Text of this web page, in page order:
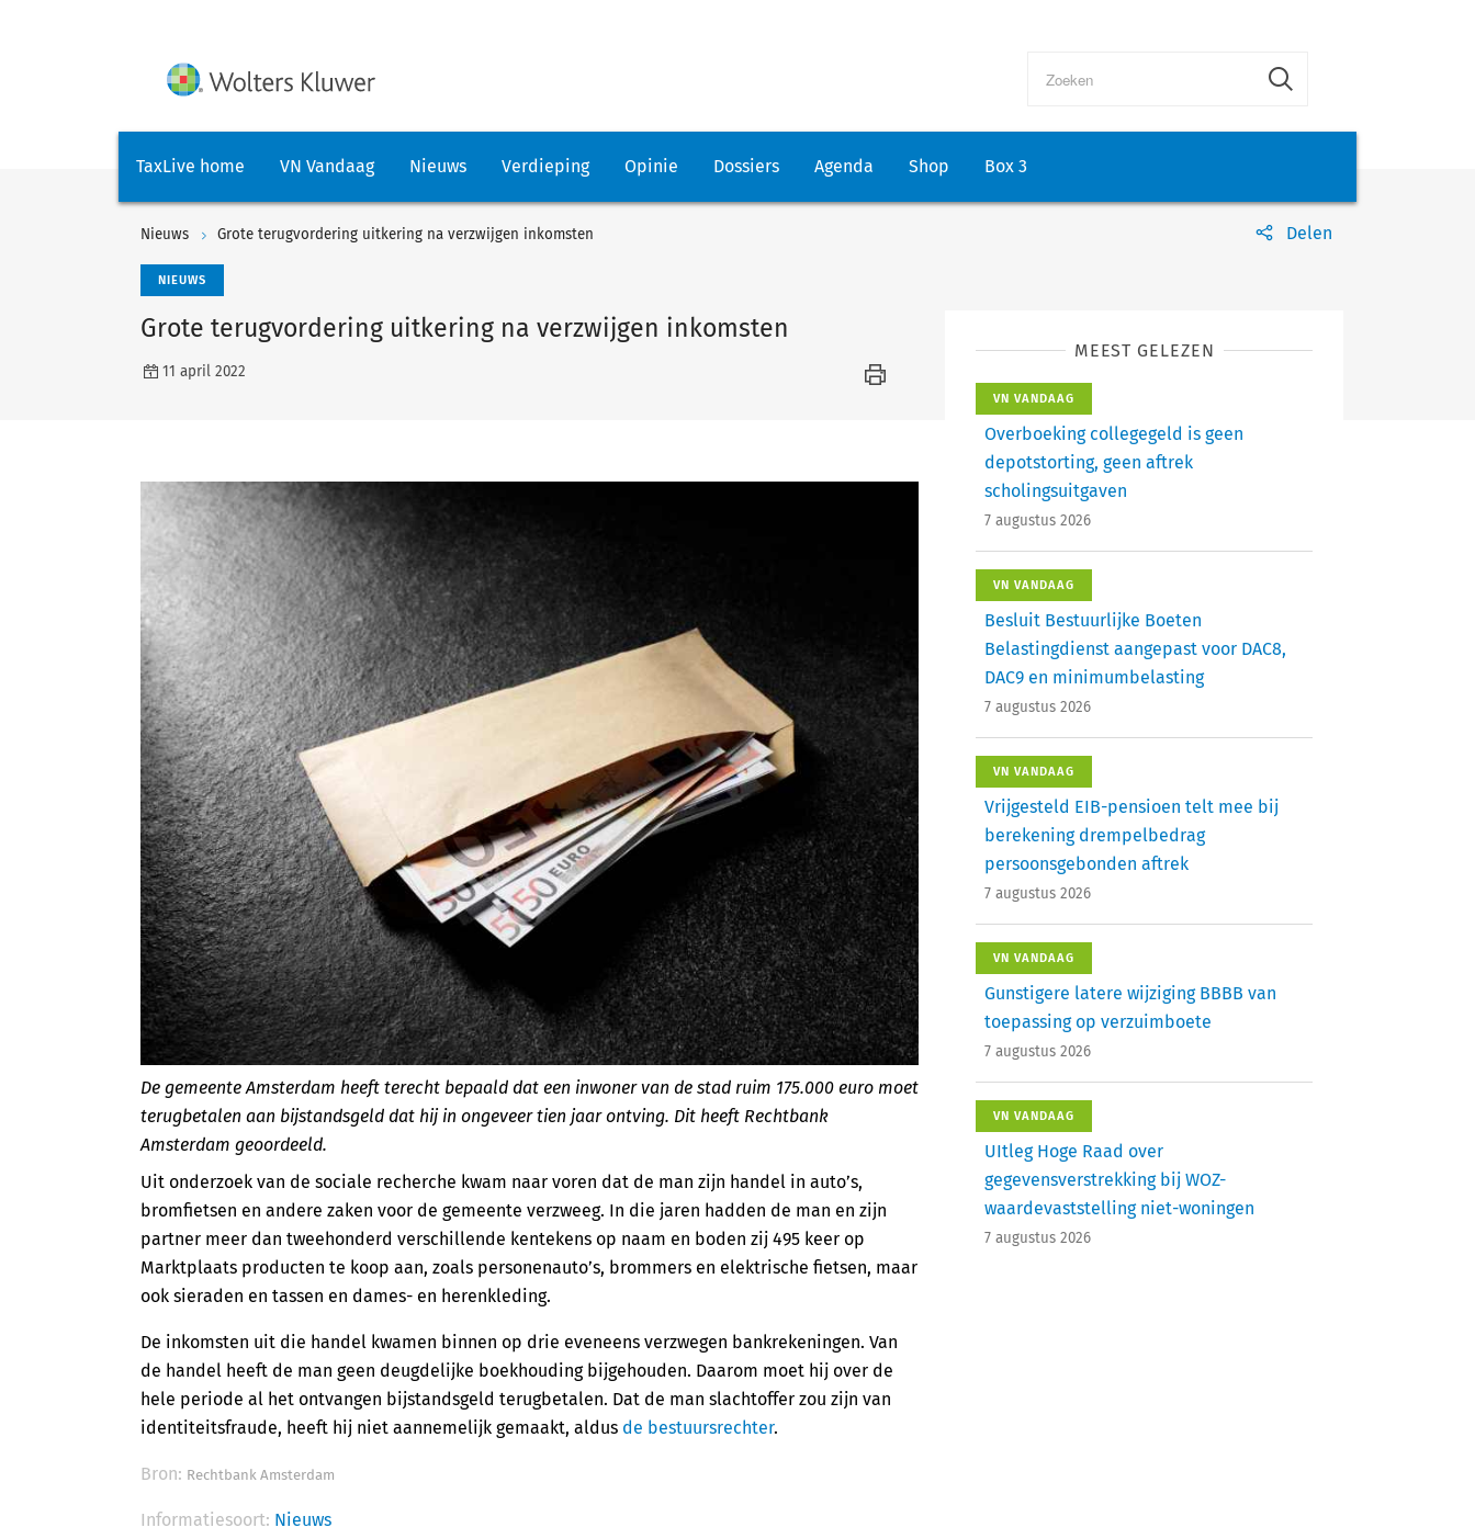
TaxLive home VN Vandaag Nieuws Verdieping Opinie Dossiers Agenda Shop Box 3
Nieuws Grote terugvordering uitkering na verzwijgen inkomsten Delen
NIEUWS
Grote terugvordering uitkering na verzwijgen inkomsten
11 april 2022
De gemeente Amsterdam heeft terecht bepaald dat een inwoner van de stad ruim 175.000 euro moet
terugbetalen aan bijstandsgeld dat hij in ongeveer tien jaar ontving. Dit heeft Rechtbank
Amsterdam geoordeeld.
Uit onderzoek van de sociale recherche kwam naar voren dat de man zijn handel in auto’s,
bromfietsen en andere zaken voor de gemeente verzweeg. In die jaren hadden de man en zijn
partner meer dan tweehonderd verschillende kentekens op naam en boden zij 495 keer op
Marktplaats producten te koop aan, zoals personenauto’s, brommers en elektrische fietsen, maar
ook sieraden en tassen en dames- en herenkleding.
De inkomsten uit die handel kwamen binnen op drie eveneens verzwegen bankrekeningen. Van
de handel heeft de man geen deugdelijke boekhouding bijgehouden. Daarom moet hij over de
hele periode al het ontvangen bijstandsgeld terugbetalen. Dat de man slachtoffer zou zijn van
identiteitsfraude, heeft hij niet aannemelijk gemaakt, aldus de bestuursrechter.
Bron: Rechtbank Amsterdam
Informatiesoort: Nieuws
MEEST GELEZEN
VN VANDAAG
Overboeking collegegeld is geen
depotstorting, geen aftrek
scholingsuitgaven
7 augustus 2026
VN VANDAAG
Besluit Bestuurlijke Boeten
Belastingdienst aangepast voor DAC8,
DAC9 en minimumbelasting
7 augustus 2026
VN VANDAAG
Vrijgesteld EIB-pensioen telt mee bij
berekening drempelbedrag
persoonsgebonden aftrek
7 augustus 2026
VN VANDAAG
Gunstigere latere wijziging BBBB van
toepassing op verzuimboete
7 augustus 2026
VN VANDAAG
UItleg Hoge Raad over
gegevensverstrekking bij WOZ-
waardevaststelling niet-woningen
7 augustus 2026